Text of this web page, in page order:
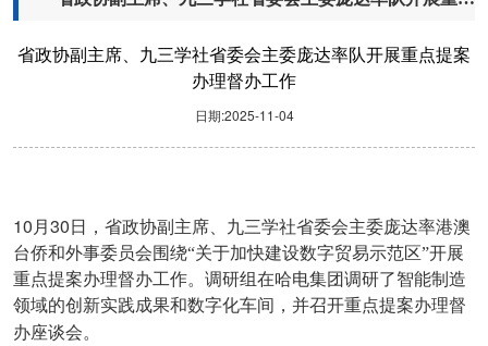
省政协副主席、九三学社省委会主委庞达率队开展重点提案
办理督办工作
日期:2025-11-04
10 月 30 日，省政协副主席、九三学社省委会主委庞达率港澳
台侨和外事委员会围绕“关于加快建设数字贸易示范区”开展
重点提案办理督办工作。调研组在哈电集团调研了智能制造
领域的创新实践成果和数字化车间，并召开重点提案办理督
办座谈会。